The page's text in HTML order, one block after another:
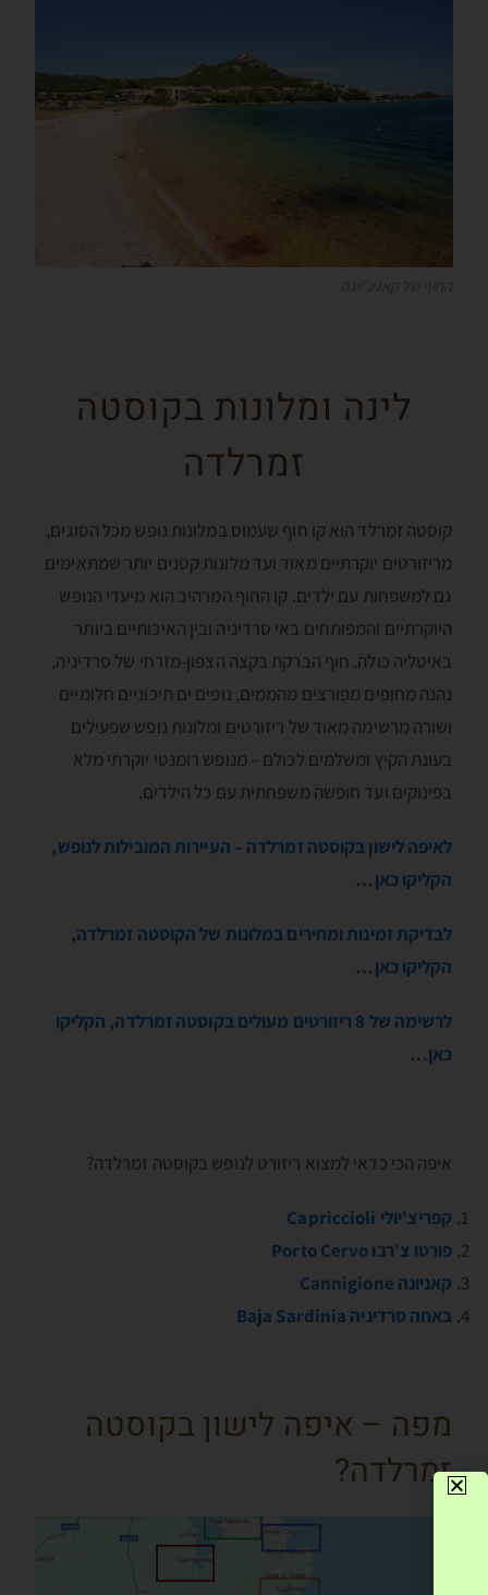
לינה ומלונות בקוסטה
זמרלדה
קוסטה זמרלד הוא קו חוף שעמוס במלונות נופש מכל הסוגים,
מריזורטים יוקרתיים מאוד ועד מלונות קטנים יותר שמתאימים
גם למשפחות עם ילדים. קו החוף המרהיב הוא מיעדי הנופש
היוקרתיים והמפותחים באי סרדיניה ובין האיכותיים ביותר
באיטליה כולה. חוף הברקת בקצה הצפון-מזרחי של סרדיניה,
נהנה מחופים מפורצים מהממים, נופים ים תיכוניים חלומיים
ושורה מרשימה מאוד של ריזורטים ומלונות נופש שפעילים
בעונת הקיץ ומשלמים לכולם – מנופש רומנטי יוקרתי מלא
בפינוקים ועד חופשה משפחתית עם כל הילדים.
לאיפה לישון בקוסטה זמרלדה – העיירות המובילות לנופש,
הקליקו כאן…
לבדיקת זמינות ומחירים במלונות של הקוסטה זמרלדה,
הקליקו כאן…
לרשימה של 8 ריזורטים מעולים בקוסטה זמרלדה, הקליקו
כאן…
איפה הכי כדאי למצוא ריזורט לנופש בקוסטה זמרלדה?
קָפְּריצ'יולי Capriccioli
פורטו צ'רבו Porto Cervo
קאניונה Cannigione
באחה סרדיניה Baja Sardinia
מפה – איפה לישון בקוסטה
זמרלדה?